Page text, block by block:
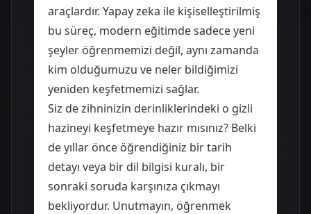
araçlardır. Yapay zeka ile kişiselleştirilmiş
bu süreç, modern eğitimde sadece yeni
şeyler öğrenmemizi değil, aynı zamanda
kim olduğumuzu ve neler bildiğimizi
yeniden keşfetmemizi sağlar.
Siz de zihninizin derinliklerindeki o gizli
hazineyi keşfetmeye hazır mısınız? Belki
de yıllar önce öğrendiğiniz bir tarih
detayı veya bir dil bilgisi kuralı, bir
sonraki soruda karşınıza çıkmayı
bekliyordur. Unutmayın, öğrenmek